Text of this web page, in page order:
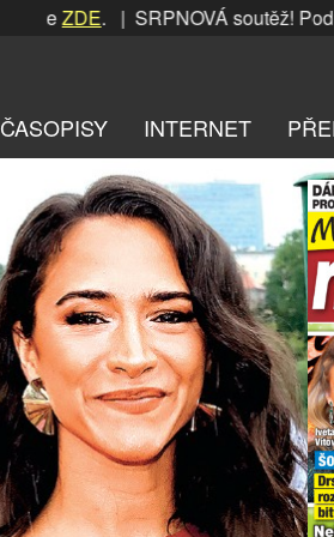
. | SRPNOVÁ soutěž!
ČASOPISY INTERNET